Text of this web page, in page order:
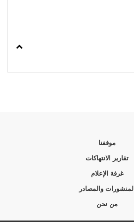
موقفنا
تقارير الانتهاكات
غرفة الإعلام
المنشورات والمصادر
من نحن